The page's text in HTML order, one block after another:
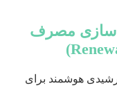
مصرف
هوشمند برای